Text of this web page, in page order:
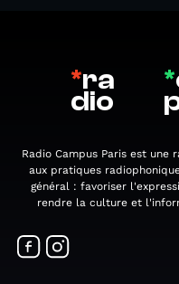
*ra
dio
*
Radio Campus Paris est une
aux pratiques
général : favoriser
rendre la culture et